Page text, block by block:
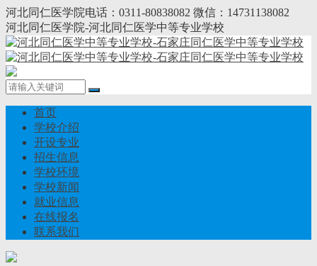
河北同仁医学院电话：0311-80838082 微信：14731138082
河北同仁医学院-河北同仁医学中等专业学校
首页
学校介绍
开设专业
招生信息
学校环境
学校新闻
就业信息
在线报名
联系我们